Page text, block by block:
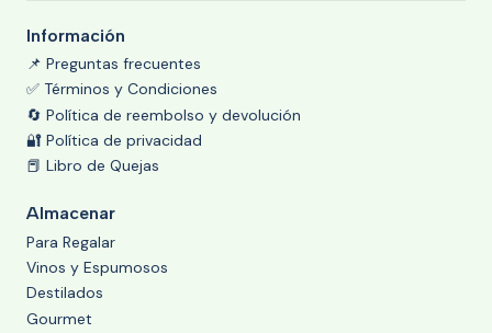
Información
📌 Preguntas frecuentes
✅ Términos y Condiciones
🔄 Política de reembolso y devolución
🔐 Política de privacidad
📕 Libro de Quejas
Almacenar
Para Regalar
Vinos y Espumosos
Destilados
Gourmet